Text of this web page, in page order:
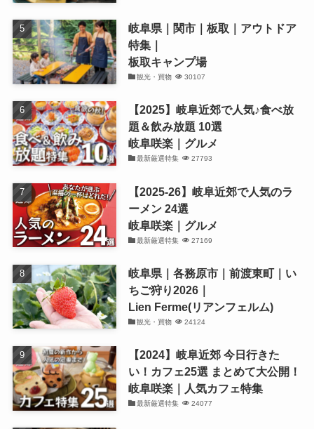
岐阜県｜関市｜板取｜アウトドア
特集｜
板取キャンプ場
観光・買物 30107
【2025】岐阜近郊で人気♪食べ放
題＆飲み放題 10選
岐阜咲楽｜グルメ
最新厳選特集 27793
【2025-26】岐阜近郊で人気のラ
ーメン 24選
岐阜咲楽｜グルメ
最新厳選特集 27169
岐阜県｜各務原市｜前渡東町｜い
ちご狩り2026｜
Lien Ferme(リアンフェルム)
観光・買物 24124
【2024】岐阜近郊 今日行きた
い！カフェ25選 まとめて大公開！
岐阜咲楽｜人気カフェ特集
最新厳選特集 24077